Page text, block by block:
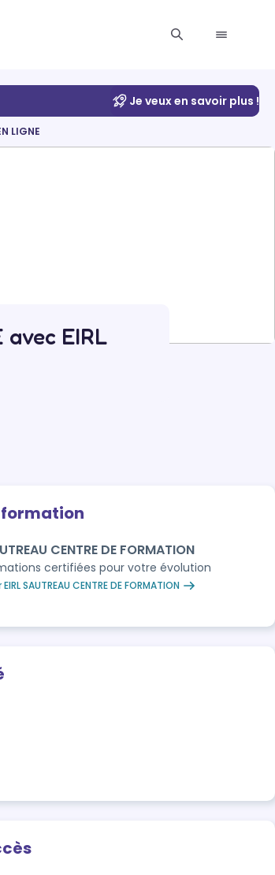
Je veux en savoir plus !
LIGNE
avec EIRL
formation
CENTRE DE FORMATION
certifiées pour votre évolution
SAUTREAU CENTRE DE FORMATION